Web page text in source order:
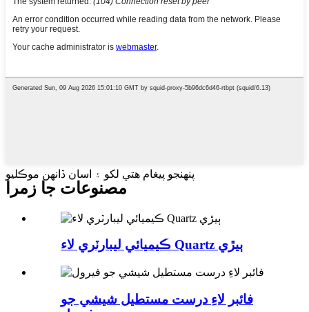
پنهنجو پيغام هتي لکو ۽ اسان ڏانهن موڪليو
مصنوعات جا زمرا
ڪيميائي ليبارٽري لاء Quartz ٻيڙي
فائبر لاءِ درست مستطيل شيشي جو